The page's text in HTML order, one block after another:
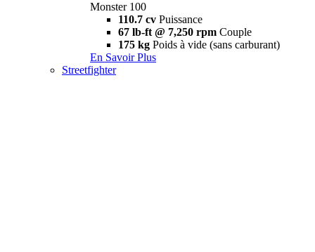
Monster 100
110.7 cv Puissance
67 lb-ft @ 7,250 rpm Couple
175 kg Poids à vide (sans carburant)
En Savoir Plus
Streetfighter